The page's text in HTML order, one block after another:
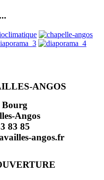
ANGOS
Bourg
Angos
83 85
angos.fr